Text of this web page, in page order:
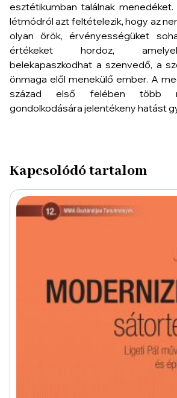
esztétikumban találnak
létmódról azt feltételezik, hogy az
olyan örök, érvényességüket
értékeket hordoz,
belekapaszkodhat a szenvedő, a
önmaga elől menekülő ember. A
század első felében több
gondolkodására jelentékeny hatást
Kapcsolódó tartalom